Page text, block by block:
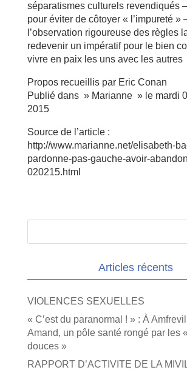
séparatismes culturels revendiqués
pour éviter de côtoyer « l’impureté »
l’observation rigoureuse des règles
redevenir un impératif pour le bien
vivre en paix les uns avec les autres
Propos recueillis par Eric Conan
Publié dans » Marianne » le mardi
2015
Source de l’article :
http://www.marianne.net/elisabeth-
pardonne-pas-gauche-avoir-
020215.html
Articles récents
VIOLENCES SEXUELLES
« C’est du paranormal ! » : À
Amand, un pôle santé rongé par les
douces »
RAPPORT D’ACTIVITE DE LA